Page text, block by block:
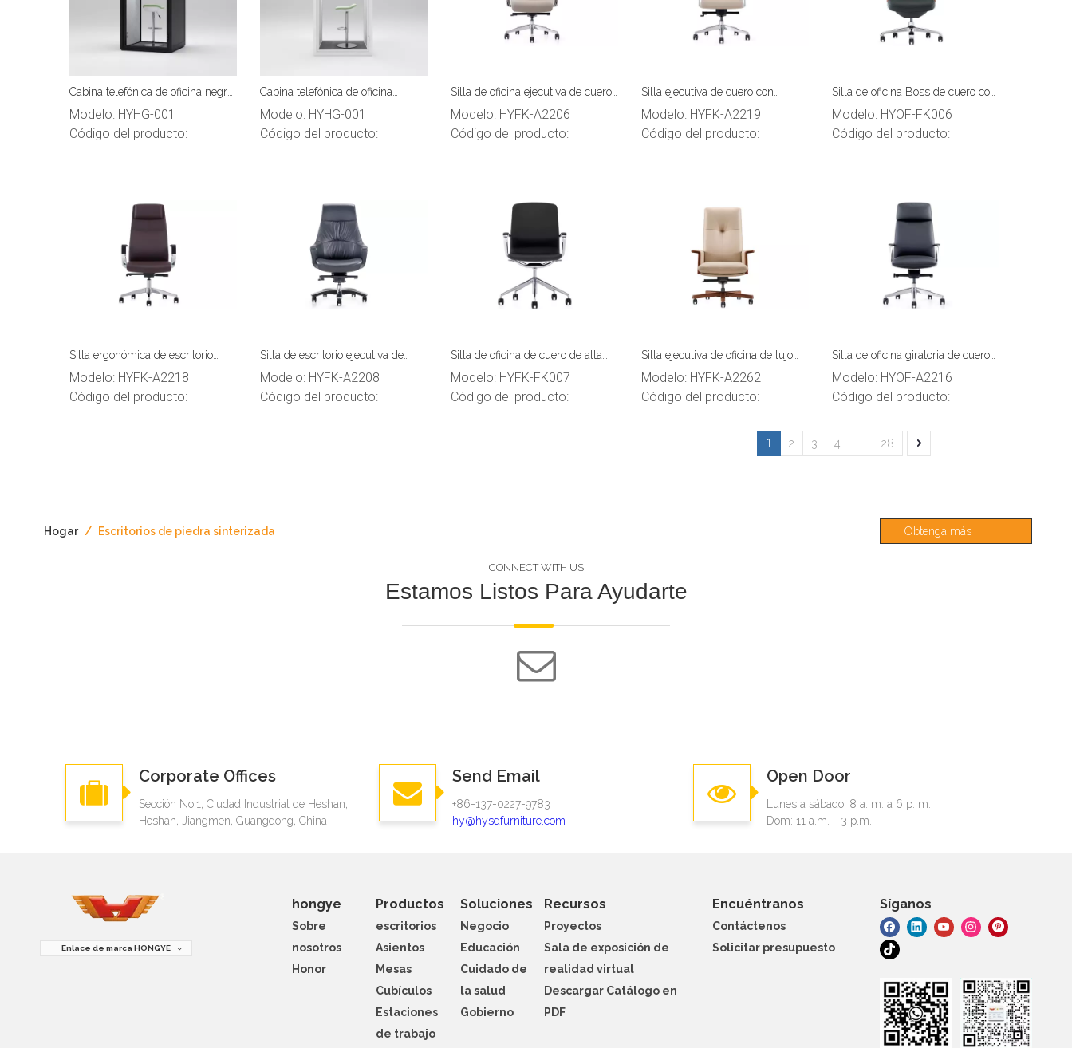
Cabina telefónica de oficina negra
HongYe para espacio de
Modelo: HYHG-001
Código del producto:
Cabina telefónica de oficina
blanca HongYe para espacio de
Modelo: HYHG-001
Código del producto:
Silla de oficina ejecutiva de cuero
de lujo
Modelo: HYFK-A2206
Código del producto:
Silla ejecutiva de cuero con
respaldo alto Boss para oficina
Modelo: HYFK-A2219
Código del producto:
Silla de oficina Boss de cuero con
respaldo alto
Modelo: HYOF-FK006
Código del producto:
Silla ergonómica de escritorio
Executive Manager con respaldo
Modelo: HYFK-A2218
Código del producto:
Silla de escritorio ejecutiva de
cuero genuino de lujo para oficina
Modelo: HYFK-A2208
Código del producto:
Silla de oficina de cuero de alta
calidad
Modelo: HYFK-FK007
Código del producto:
Silla ejecutiva de oficina de lujo
con brazos
Modelo: HYFK-A2262
Código del producto:
Silla de oficina giratoria de cuero
de lujo
Modelo: HYOF-A2216
Código del producto:
1 2 3 4 28
Hogar / Escritorios de piedra sinterizada
Obtenga más
CONNECT WITH US
Estamos Listos Para Ayudarte
Corporate Offices
Sección No.1, Ciudad Industrial de Heshan,
Heshan, Jiangmen, Guangdong, China
Send Email
+86-137-0227-9783
hy@hysdfurniture.com
Open Door
Lunes a sábado: 8 a. m. a 6 p. m.
Dom: 11 a.m. - 3 p.m.
Enlace de marca HONGYE
hongye
Sobre
nosotros
Honor
Productos
escritorios
Asientos
Mesas
Cubículos
Estaciones
de trabajo
Soluciones
Negocio
Educación
Cuidado de
la salud
Gobierno
Recursos
Proyectos
Sala de exposición de
realidad virtual
Descargar Catálogo en
PDF
Encuéntranos
Contáctenos
Solicitar presupuesto
Síganos